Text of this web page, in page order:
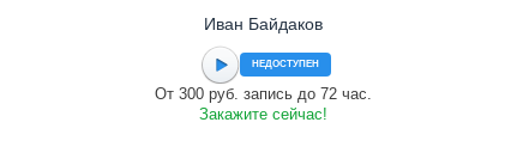
Иван Байдаков
НЕДОСТУПЕН
От 300 руб. запись до 72 час.
Закажите сейчас!